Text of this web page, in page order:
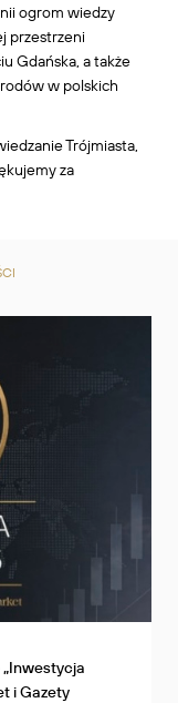
ogrom wiedzy
przestrzeni
Gdańska, a także
w polskich
Trójmiasta,
za
i Gazety